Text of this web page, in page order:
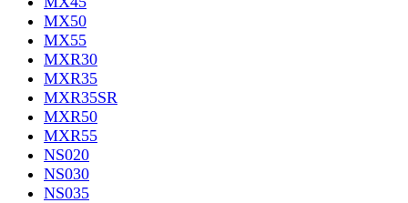
MX50
MX55
MXR30
MXR35
MXR35SR
MXR50
MXR55
NS020
NS030
NS035